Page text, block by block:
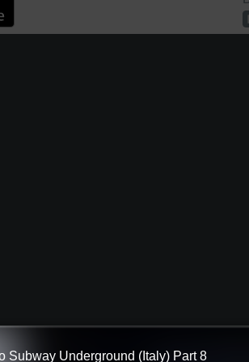
Subway Underground (Italy) Part 8